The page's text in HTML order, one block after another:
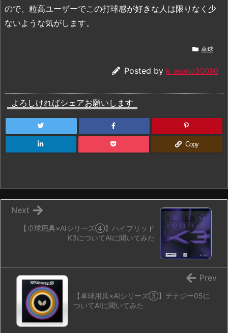
ので、粒高ユーザーでこの打球感が好きな人は限りなく少
ないような気がします。
卓球
Posted by k_asano30090
よろしければシェアお願いします
Copy
【卓球用具×AIシリーズ④】ハイブリッド
K3についてAIに聞いてみた
Next
【卓球用具×AIシリーズ③】テナジー05に
ついてAIに聞いてみた
Prev